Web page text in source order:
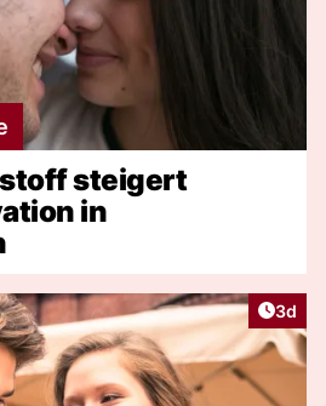
steigert
in
3d